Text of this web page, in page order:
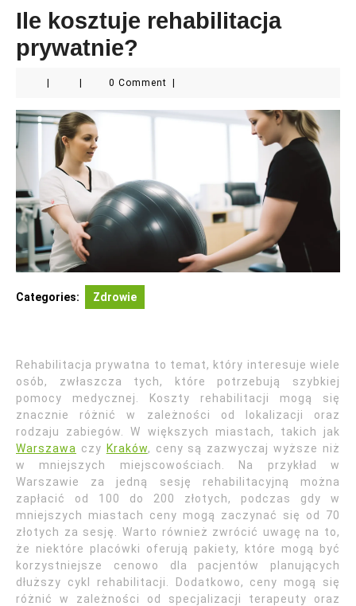
Ile kosztuje rehabilitacja
prywatnie?
0 Comment
Categories: Zdrowie
Rehabilitacja prywatna to temat, który interesuje wiele
osób, zwłaszcza tych, które potrzebują szybkiej
pomocy medycznej. Koszty rehabilitacji mogą się
znacznie różnić w zależności od lokalizacji oraz
rodzaju zabiegów. W większych miastach, takich jak
Warszawa czy Kraków, ceny są zazwyczaj wyższe niż
w mniejszych miejscowościach. Na przykład w
Warszawie za jedną sesję rehabilitacyjną można
zapłacić od 100 do 200 złotych, podczas gdy w
mniejszych miastach ceny mogą zaczynać się od 70
złotych za sesję. Warto również zwrócić uwagę na to,
że niektóre placówki oferują pakiety, które mogą być
korzystniejsze cenowo dla pacjentów planujących
dłuższy cykl rehabilitacji. Dodatkowo, ceny mogą się
różnić w zależności od specjalizacji terapeuty oraz